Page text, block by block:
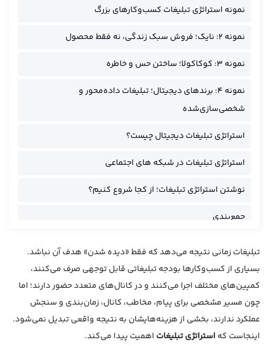
نمونه استراتژی تبلیغات کسب‌وکارهای بزرگ
نمونه ۲: نایک؛ فروش سبک زندگی، نه فقط محصول
نمونه ۳: کوکاکولا؛ ساختن حس و خاطره
نمونه ۴: برندهای دیجیتال؛ تبلیغات داده‌محور و
شخصی‌سازی‌شده
استراتژی تبلیغات دیجیتال چیست؟
استراتژی تبلیغات در شبکه های اجتماعی
نوشتن استراتژی تبلیغات؛ از کجا شروع کنیم؟
جمع‌بندی
تبلیغات زمانی نتیجه می‌دهد که فقط «دیده شدن» هدف آن نباشد.
بسیاری از کسب‌وکارها بودجه تبلیغاتی قابل توجهی صرف می‌کنند،
کمپین‌های مختلف اجرا می‌کنند و در کانال‌های متعدد حضور دارند؛ اما
چون مسیر مشخصی برای پیام، مخاطب، کانال، زمان‌بندی و سنجش
عملکرد ندارند، بخشی از هزینه‌هایشان به نتیجه واقعی تبدیل نمی‌شود.
اینجاست که استراتژی تبلیغات اهمیت پیدا می‌کند.